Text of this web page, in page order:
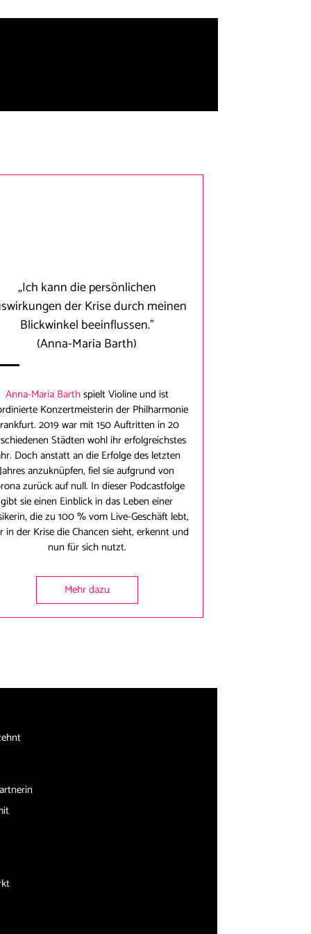
„Ich kann die persönlichen
der Krise durch meinen
Blickwinkel beeinflussen."
(Anna-Maria Barth)
Anna-Maria Barthspielt Violine und ist
Konzertmeisterin der Philharmonie
2019 war mit 150 Auftritten in 20
Städten wohl ihr erfolgreichstes
Doch anstatt an die Erfolge des letzten
Jahres anzuknüpfen, fiel sie aufgrund von
zurück auf null. In dieser Podcastfolge
gibt sie einen Einblick in das Leben einer
die zu 100 % vom Live-Geschäft lebt,
in der Krise die Chancen sieht, erkennt und
nun für sich nutzt.
Mehr dazu